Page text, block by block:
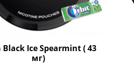
Black Ice Spearmint ( 43
мг)